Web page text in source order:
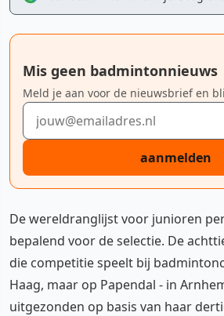
Mis geen badmintonnieuws
Meld je aan voor de nieuwsbrief en
E-mailadres
aanmelden
De wereldranglijst voor junioren
bepalend voor de selectie. De
die competitie speelt bij
Haag, maar op Papendal - in
uitgezonden op basis van haar